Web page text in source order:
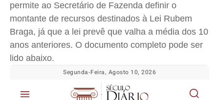
permite ao Secretário de Fazenda definir o
montante de recursos destinados à Lei Rubem
Braga, já que a lei prevê que valha a média dos 10
anos anteriores. O documento completo pode ser
lido abaixo.